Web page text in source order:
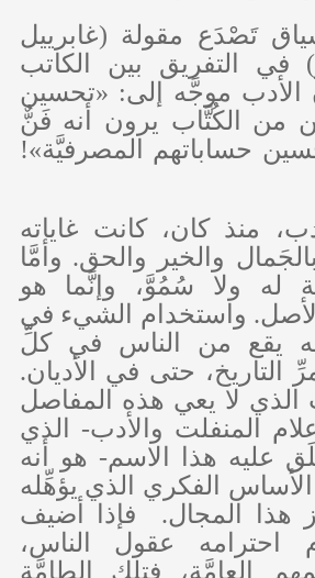
تَصْدَع مقولة (غابرييل
في التفريق بين الكاتب
الأدب موجَّه إلى: «تحسين
من الكُتَّاب يرون أنه فَنٌّ
حساباتهم المصرفيَّة»!
منذ كان، كانت غاياته
والخير والحق. وأمَّا
له ولا سُمُوَّ، وإنَّما هو
واستخدام الشيء في
يقع من الناس في كلِّ
حتى في الأديان.
لا يعي هذه المفاصل
المنفلت والأدب- الذي
عليه هذا الاسم- هو أنه
الأساس الفكري الذي يؤهِّله
هذا المجال. فإذا أضيف
احترامه عقول الناس،
العامَّة، فتلك الطامَّة